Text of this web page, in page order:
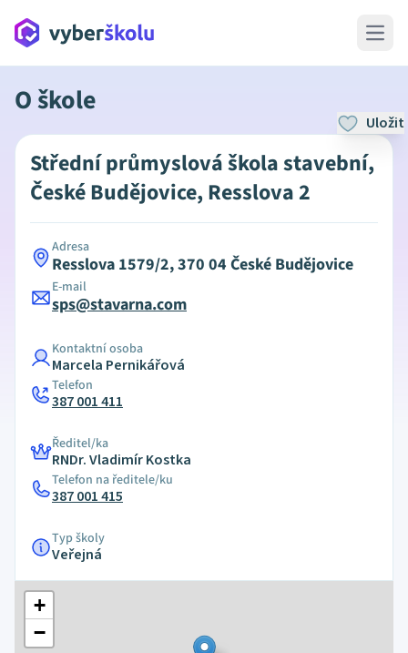
Open
O škole
Uložit
Střední průmyslová škola stavební,
České Budějovice, Resslova 2
Adresa
Resslova 1579/2, 370 04 České Budějovice
E-mail
sps@stavarna.com
Kontaktní osoba
Marcela Pernikářová
Telefon
387 001 411
Ředitel/ka
RNDr. Vladimír Kostka
Telefon na ředitele/ku
387 001 415
Typ školy
Veřejná
+
−